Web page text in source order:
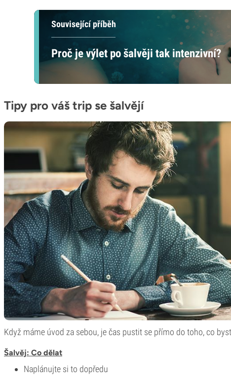
Související příběh
Proč je výlet po šalvěji tak intenzivní?
Tipy pro váš trip se šalvějí
Když máme úvod za sebou, je čas pustit se přímo do toho, co
Šalvěj: Co dělat
Naplánujte si to dopředu